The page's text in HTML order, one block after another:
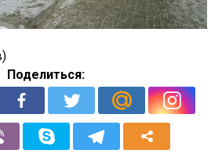
Поделиться: